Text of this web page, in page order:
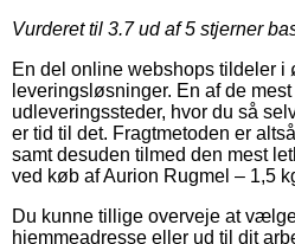
Vurderet til 3.7ud af 5 stjerner
En del online webshops tildeler i
leveringsløsninger. En af de
udleveringssteder, hvor du så
er tid til det. Fragtmetoden er
samt desuden tilmed den mest
ved køb af Aurion Rugmel – 1,5
Du kunne tillige overveje at
hjemmeadresse eller ud til dit